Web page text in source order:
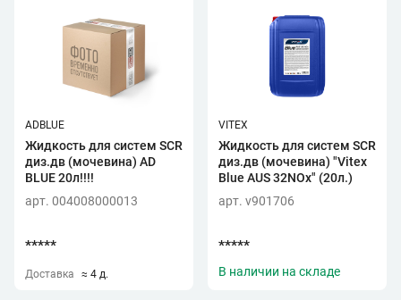
ADBLUE
Жидкость для систем SCR
диз.дв (мочевина) AD
BLUE 20л!!!!
арт. 004008000013
*****
Доставка ≈ 4 д.
VITEX
Жидкость для систем SCR
диз.дв (мочевина) "Vitex
Blue AUS 32NOx" (20л.)
арт. v901706
*****
В наличии на складе